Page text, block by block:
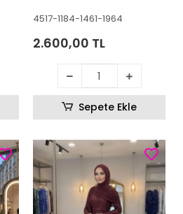
4517-1184-1461-1964
2.600,00 TL
Sepete Ekle